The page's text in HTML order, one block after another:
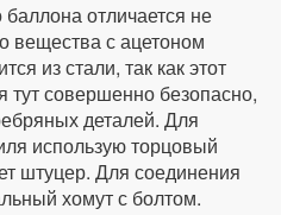
отличается не
вещества с ацетоном
из стали, так как этот
тут совершенно безопасно,
деталей. Для
использую торцовый
штуцер. Для соединения
хомут с болтом.